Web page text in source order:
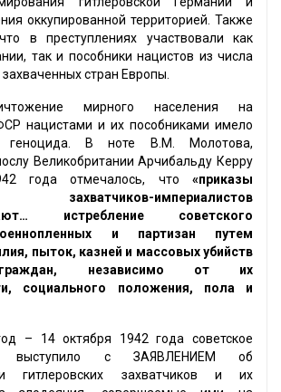
оккупированной территорией. Также
в преступлениях участвовали как
так и пособники нацистов из числа
стран Европы.
мирного населения на
нацистами и их пособниками имело
геноцида. В ноте В.М. Молотова,
Великобритании Арчибальду Керру
года отмечалось, что «приказы
захватчиков-империалистов
истребление советского
и партизан путем
пыток, казней и массовых убийств
граждан, независимо от их
социального положения, пола и
– 14 октября 1942 года советское
выступило с ЗАЯВЛЕНИЕМ об
гитлеровских захватчиков и их